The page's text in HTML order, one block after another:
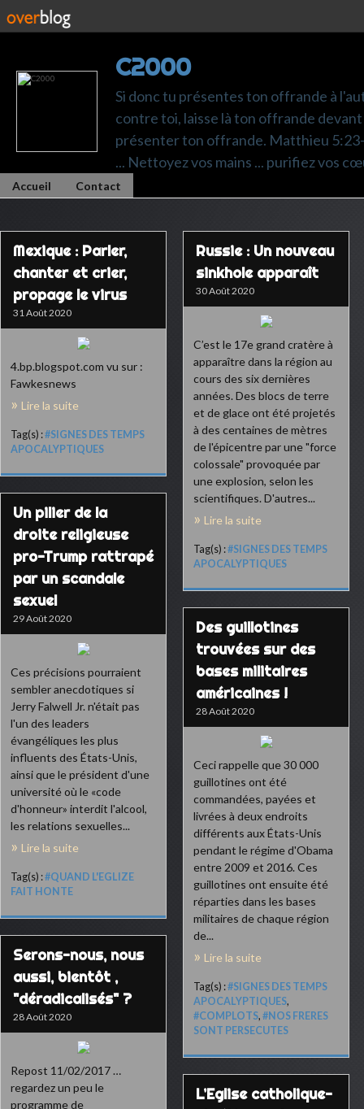
C2000
Si donc tu présentes ton offrande à
contre toi, laisse là ton offrande
présenter ton offrande. Matthieu 5:23-
... Nettoyez vos mains ... purifiez vos
Accueil Contact
Mexique : Parler,
chanter et crier,
propage le virus
31 Août 2020
4.bp.blogspot.com vu sur :
Fawkesnews
Lire la suite
Tag(s) :#SIGNES DES TEMPS
APOCALYPTIQUES
Russie : Un nouveau
sinkhole apparaît
30 Août 2020
C’est le 17e grand cratère à
apparaître dans la région au
cours des six dernières
années. Des blocs de terre
et de glace ont été projetés
à des centaines de mètres
de l'épicentre par une "force
colossale" provoquée par
une explosion, selon les
scientifiques. D'autres...
Lire la suite
Tag(s) :#SIGNES DES TEMPS
APOCALYPTIQUES
Un pilier de la
droite religieuse
pro-Trump rattrapé
par un scandale
sexuel
29 Août 2020
Ces précisions pourraient
sembler anecdotiques si
Jerry Falwell Jr. n'était pas
l'un des leaders
évangéliques les plus
influents des États-Unis,
ainsi que le président d'une
université où le «code
d'honneur» interdit l'alcool,
les relations sexuelles...
Lire la suite
Tag(s) :#QUAND L'EGLIZE
FAIT HONTE
Des guillotines
trouvées sur des
bases militaires
américaines !
28 Août 2020
Ceci rappelle que 30 000
guillotines ont été
commandées, payées et
livrées à deux endroits
différents aux États-Unis
pendant le régime d'Obama
entre 2009 et 2016. Ces
guillotines ont ensuite été
réparties dans les bases
militaires de chaque région
de...
Lire la suite
Tag(s) :#SIGNES DES TEMPS
APOCALYPTIQUES,
#COMPLOTS, #NOS FRERES
SONT PERSECUTES
Serons-nous, nous
aussi, bientôt ,
"déradicalisés" ?
28 Août 2020
Repost 11/02/2017 …
regardez un peu le
programme de
L’Eglise catholique-